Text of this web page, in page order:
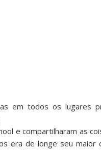
em todos os lugares
e compartilharam as
era de longe seu maior